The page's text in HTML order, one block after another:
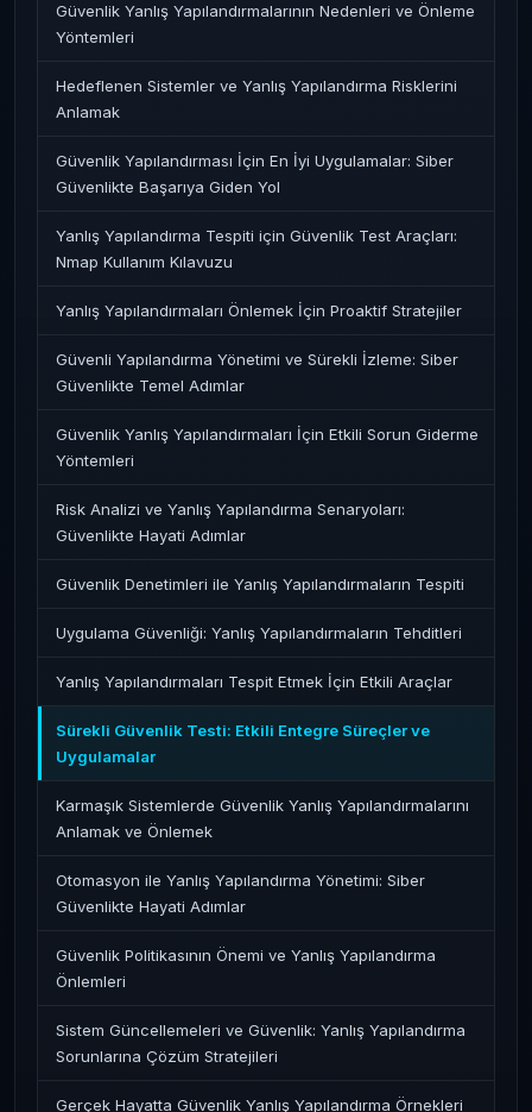
Güvenlik Yanlış Yapılandırmalarının Nedenleri ve Önleme
Yöntemleri
Hedeflenen Sistemler ve Yanlış Yapılandırma Risklerini
Anlamak
Güvenlik Yapılandırması İçin En İyi Uygulamalar: Siber
Güvenlikte Başarıya Giden Yol
Yanlış Yapılandırma Tespiti için Güvenlik Test Araçları:
Nmap Kullanım Kılavuzu
Yanlış Yapılandırmaları Önlemek İçin Proaktif Stratejiler
Güvenli Yapılandırma Yönetimi ve Sürekli İzleme: Siber
Güvenlikte Temel Adımlar
Güvenlik Yanlış Yapılandırmaları İçin Etkili Sorun Giderme
Yöntemleri
Risk Analizi ve Yanlış Yapılandırma Senaryoları:
Güvenlikte Hayati Adımlar
Güvenlik Denetimleri ile Yanlış Yapılandırmaların Tespiti
Uygulama Güvenliği: Yanlış Yapılandırmaların Tehditleri
Yanlış Yapılandırmaları Tespit Etmek İçin Etkili Araçlar
Sürekli Güvenlik Testi: Etkili Entegre Süreçler ve
Uygulamalar
Karmaşık Sistemlerde Güvenlik Yanlış Yapılandırmalarını
Anlamak ve Önlemek
Otomasyon ile Yanlış Yapılandırma Yönetimi: Siber
Güvenlikte Hayati Adımlar
Güvenlik Politikasının Önemi ve Yanlış Yapılandırma
Önlemleri
Sistem Güncellemeleri ve Güvenlik: Yanlış Yapılandırma
Sorunlarına Çözüm Stratejileri
Gerçek Hayatta Güvenlik Yanlış Yapılandırma Örnekleri